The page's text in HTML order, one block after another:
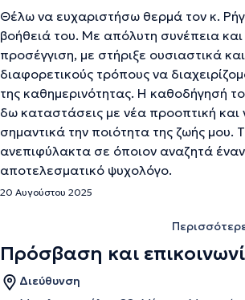
Θέλω να ευχαριστήσω θερμά τον κ.
βοήθειά του. Με απόλυτη συνέπεια και
προσέγγιση, με στήριξε ουσιαστικά
διαφορετικούς τρόπους να
της καθημερινότητας. Η καθοδήγησή
δω καταστάσεις με νέα προοπτική και
σημαντικά την ποιότητα της ζωής μου.
ανεπιφύλακτα σε όποιον αναζητά
αποτελεσματικό ψυχολόγο.
20 Αυγούστου 2025
Πρόσβαση και
Διεύθυνση